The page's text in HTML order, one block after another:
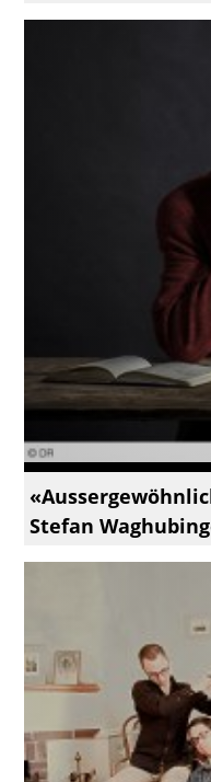
Stefan